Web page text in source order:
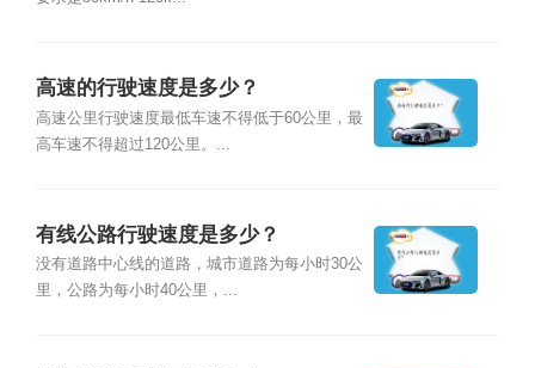
高速的行驶速度是多少？
高速公里行驶速度最低车速不得低于60公里，最
高车速不得超过120公里。...
有线公路行驶速度是多少？
没有道路中心线的道路，城市道路为每小时30公
里，公路为每小时40公里，...